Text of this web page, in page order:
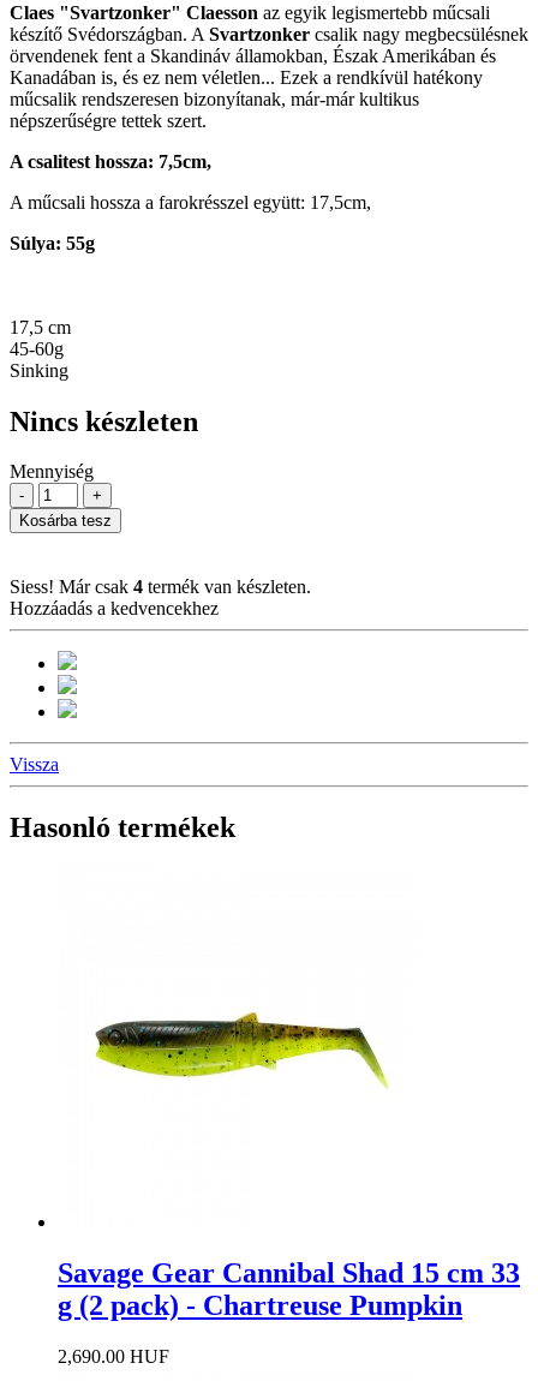
Claes "Svartzonker" Claesson az egyik legismertebb műcsali
készítő Svédországban. A Svartzonker csalik nagy megbecsülésnek
örvendenek fent a Skandináv államokban, Észak Amerikában és
Kanadában is, és ez nem véletlen... Ezek a rendkívül hatékony
műcsalik rendszeresen bizonyítanak, már-már kultikus
népszerűségre tettek szert.
A csalitest hossza: 7,5cm,
A műcsali hossza a farokrésszel együtt: 17,5cm,
Súlya: 55g
17,5 cm
45-60g
Sinking
Nincs készleten
Mennyiség
-
+
Kosárba tesz
Siess! Már csak 4 termék van készleten.
Hozzáadás a kedvencekhez
Vissza
Hasonló termékek
Savage Gear Cannibal Shad 15 cm 33
g (2 pack) - Chartreuse Pumpkin
2,690.00 HUF